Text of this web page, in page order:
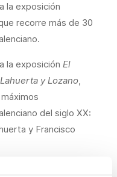
la exposición
recorre más de 30
la exposición El
y Lozano,
del siglo XX:
y Francisco